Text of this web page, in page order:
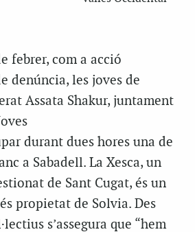
febrer, com a acció
denúncia, les joves de
Assata Shakur, juntament
durant dues hores una de
a Sabadell. La Xesca, un
de Sant Cugat, és un
propietat de Solvia. Des
s’assegura que “hem